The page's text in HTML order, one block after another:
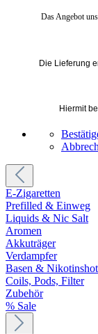
Das Angebot
Die Lieferung
Hiermit
E-Zigaretten
Prefilled & Einweg
Liquids & Nic Salt
Aromen
Akkuträger
Verdampfer
Basen &
Coils, Pods, Filter
Zubehör
% Sale